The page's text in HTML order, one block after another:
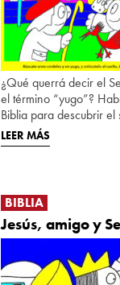
¿Qué querrá decir el
el término “yugo”?
Biblia para descubrir el
LEER MÁS
BIBLIA
Jesús, amigo y